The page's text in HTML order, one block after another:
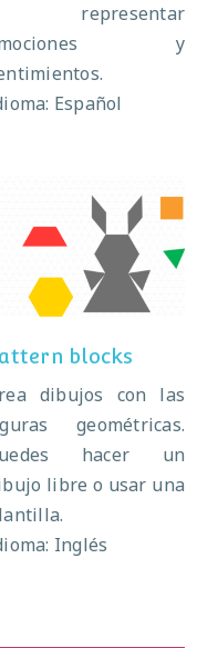
representar
y
Español
Pattern blocks
blocks
dibujos con las
geométricas.
hacer un
libre o usar una
Inglés